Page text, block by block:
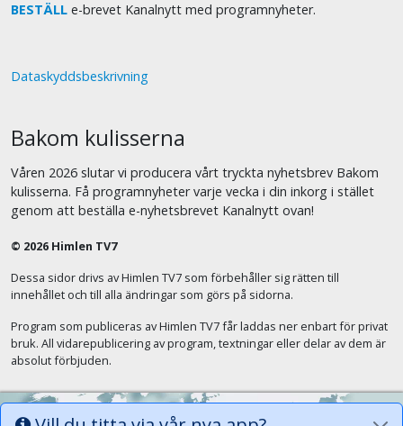
BESTÄLL e-brevet Kanalnytt med programnyheter.
Dataskyddsbeskrivning
Bakom kulisserna
Våren 2026 slutar vi producera vårt tryckta nyhetsbrev Bakom
kulisserna. Få programnyheter varje vecka i din inkorg i stället
genom att beställa e-nyhetsbrevet Kanalnytt ovan!
© 2026 Himlen TV7
Dessa sidor drivs av Himlen TV7 som förbehåller sig rätten till
innehållet och till alla ändringar som görs på sidorna.
Program som publiceras av Himlen TV7 får laddas ner enbart för privat
bruk. All vidarepublicering av program, textningar eller delar av dem är
absolut förbjuden.